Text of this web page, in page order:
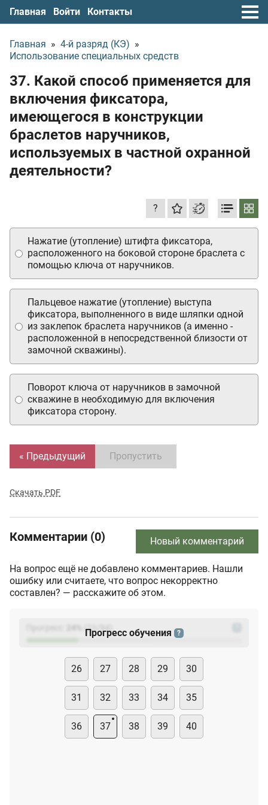
Главная Войти Контакты
Главная » 4-й разряд (КЭ) »
Использование специальных средств
37. Какой способ применяется для
включения фиксатора,
имеющегося в конструкции
браслетов наручников,
используемых в частной охранной
деятельности?
?
Нажатие (утопление) штифта фиксатора,
расположенного на боковой стороне браслета с
помощью ключа от наручников.
Пальцевое нажатие (утопление) выступа
фиксатора, выполненного в виде шляпки одной
из заклепок браслета наручников (а именно -
расположенной в непосредственной близости от
замочной скважины).
Поворот ключа от наручников в замочной
скважине в необходимую для включения
фиксатора сторону.
« Предыдущий Пропустить
Скачать PDF
Комментарии (0) Новый комментарий
На вопрос ещё не добавлено комментариев. Нашли
ошибку или считаете, что вопрос некорректно
составлен? — расскажите об этом.
(23
Прогресс обучения ?
26 27 28 29 30
31 32 33 34 35
36 37 38 39 40